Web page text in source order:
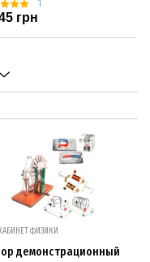
1
грн
КАБИНЕТ ФИЗИКИ
демонстрационный